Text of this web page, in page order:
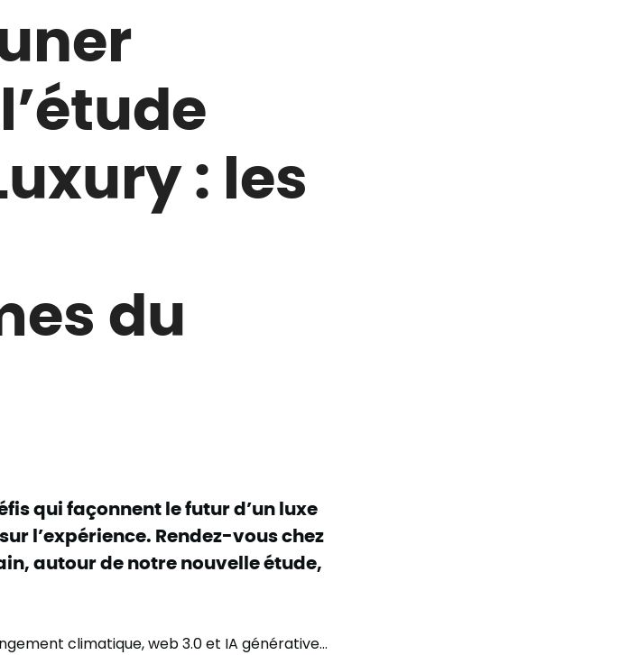
: les
du
qui façonnent le futur d’un luxe
l’expérience. Rendez-vous chez
autour de notre nouvelle étude,
climatique, web 3.0 et IA générative…